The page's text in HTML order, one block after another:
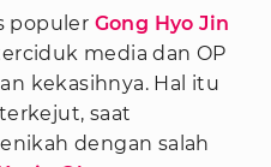
populer Gong Hyo Jin
media dan OP
kekasihnya. Hal itu
saat
dengan salah